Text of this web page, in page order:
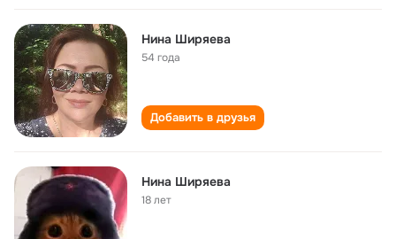
Нина Ширяева
54 года
Добавить в друзья
Нина Ширяева
18 лет